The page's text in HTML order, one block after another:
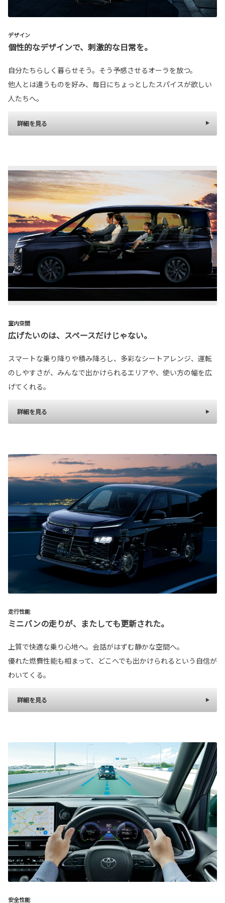
デザイン
個性的なデザインで、刺激的な日常を。
自分たちらしく暮らせそう。そう予感させるオーラを放つ。
他人とは違うものを好み、毎日にちょっとしたスパイスが欲しい
人たちへ。
詳細を見る
室内空間
広げたいのは、スペースだけじゃない。
スマートな乗り降りや積み降ろし、多彩なシートアレンジ、運転
のしやすさが、みんなで出かけられるエリアや、使い方の幅を広
げてくれる。
詳細を見る
走行性能
ミニバンの走りが、またしても更新された。
上質で快適な乗り心地へ。会話がはずむ静かな空間へ。
優れた燃費性能も相まって、どこへでも出かけられるという自信が
わいてくる。
詳細を見る
安全性能